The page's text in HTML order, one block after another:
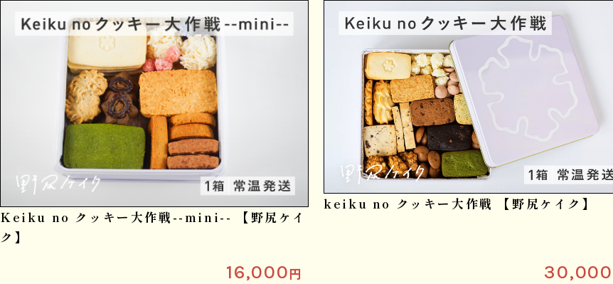
Keiku no クッキー大作戦--mini-- 【野尻ケイ
ク】
16,000円
keiku no クッキー大作戦 【野尻ケイク】
30,000